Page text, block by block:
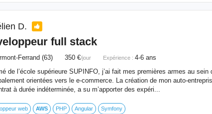
D.
full stack
Ferrand (63) 350 €/jour Expérience : 4-6 ans
de l’école supérieure SUPINFO, j’ai fait mes premières armes au sein
orientées vers le e-commerce. La création de mon auto-
à durée indéterminée, a su m’apporter des expéri...
web AWS PHP Angular Symfony